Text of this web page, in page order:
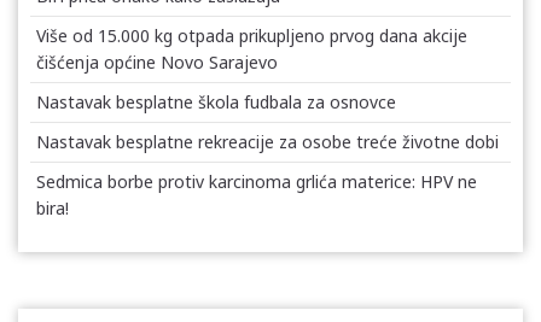
Više od 15.000 kg otpada prikupljeno prvog dana akcije
čišćenja općine Novo Sarajevo
Nastavak besplatne škola fudbala za osnovce
Nastavak besplatne rekreacije za osobe treće životne dobi
Sedmica borbe protiv karcinoma grlića materice: HPV ne
bira!